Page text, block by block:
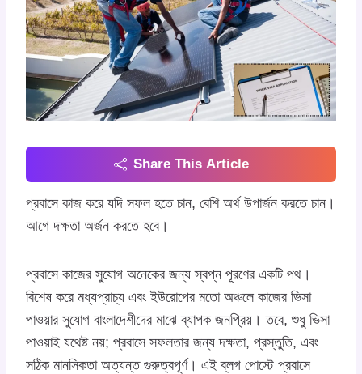
Share This Article
প্রবাসে কাজ করে যদি সফল হতে চান, বেশি অর্থ উপার্জন করতে চান।
আগে দক্ষতা অর্জন করতে হবে।
প্রবাসে কাজের সুযোগ অনেকের জন্য স্বপ্ন পূরণের একটি পথ।
বিশেষ করে মধ্যপ্রাচ্য এবং ইউরোপের মতো অঞ্চলে কাজের ভিসা
পাওয়ার সুযোগ বাংলাদেশীদের মাঝে ব্যাপক জনপ্রিয়। তবে, শুধু ভিসা
পাওয়াই যথেষ্ট নয়; প্রবাসে সফলতার জন্য দক্ষতা, প্রস্তুতি, এবং
সঠিক মানসিকতা অত্যন্ত গুরুত্বপূর্ণ। এই ব্লগ পোস্টে প্রবাসে